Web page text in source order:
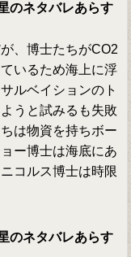
のネタバレあらす
、博士たちがCO2
いるため海上に浮
ルベイションのト
うと試みるも失敗
は物資を持ちボー
ー博士は海底にあ
コルス博士は時限
のネタバレあらす